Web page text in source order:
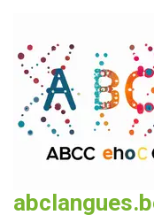
contenu
(Pressez
Entrée)